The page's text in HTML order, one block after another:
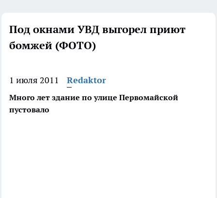
Под окнами УВД выгорел приют
бомжей (ФОТО)
1 июля 2011 Redaktor
Много лет здание по улице Первомайской
пустовало